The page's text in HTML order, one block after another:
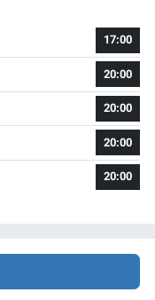
17:00
20:00
20:00
20:00
20:00